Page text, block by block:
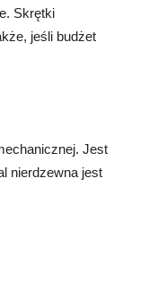
Skrętki
jeśli budżet
Jest
nierdzewna jest